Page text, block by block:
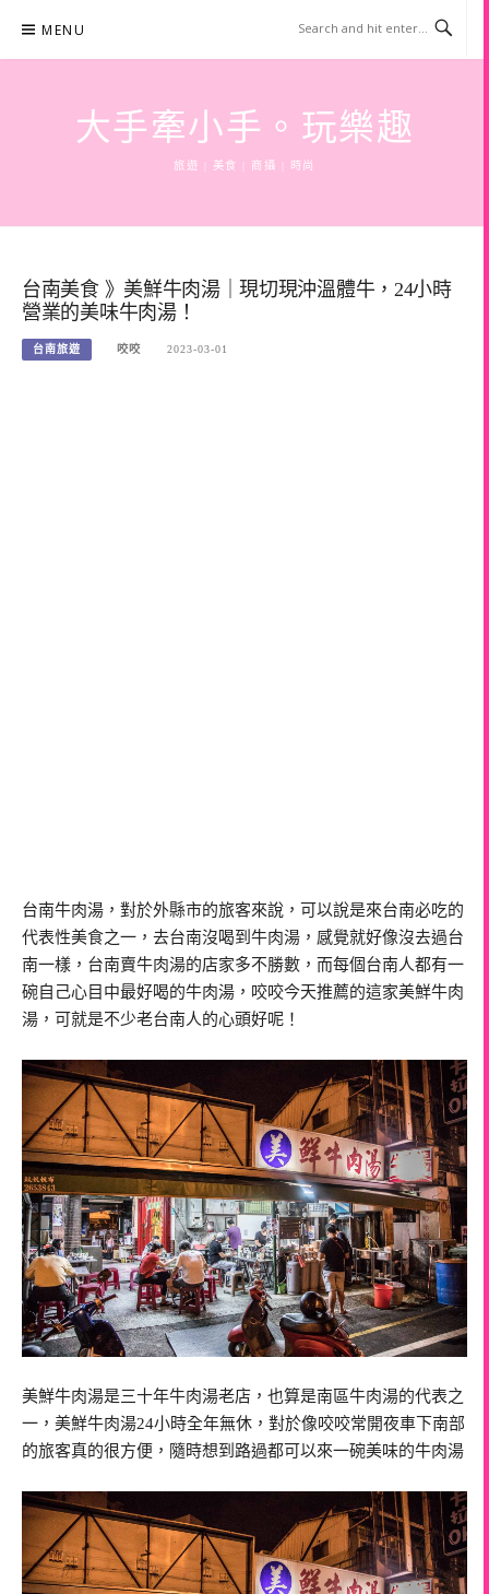
content
MENU
大手牽小手。玩樂趣
旅遊 | 美食 | 商攝 | 時尚
台南美食 》美鮮牛肉湯｜現切現沖溫體牛，24小時
營業的美味牛肉湯！
台南旅遊 咬咬 2023-03-01
台南牛肉湯，對於外縣市的旅客來說，可以說是來台南必吃的
代表性美食之一，去台南沒喝到牛肉湯，感覺就好像沒去過台
南一樣，台南賣牛肉湯的店家多不勝數，而每個台南人都有一
碗自己心目中最好喝的牛肉湯，咬咬今天推薦的這家美鮮牛肉
湯，可就是不少老台南人的心頭好呢！
美鮮牛肉湯是三十年牛肉湯老店，也算是南區牛肉湯的代表之
一，美鮮牛肉湯24小時全年無休，對於像咬咬常開夜車下南部
的旅客真的很方便，隨時想到路過都可以來一碗美味的牛肉湯